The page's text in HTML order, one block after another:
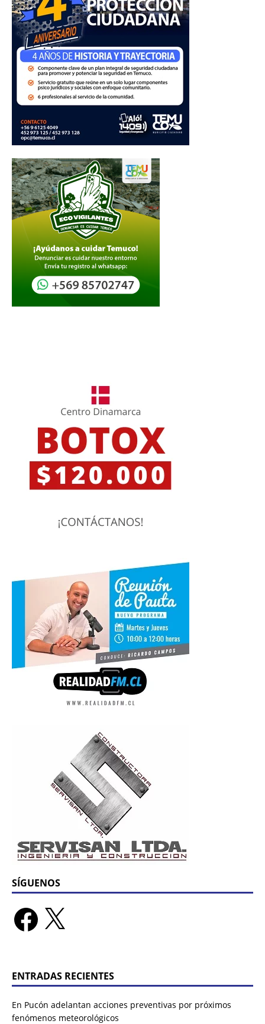
SÍGUENOS
ENTRADAS RECIENTES
En Pucón adelantan acciones preventivas por próximos
fenómenos meteorológicos